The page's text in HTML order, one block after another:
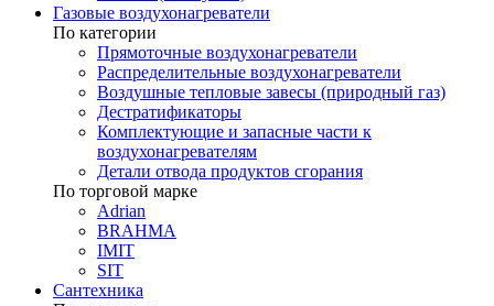
Газовые воздухонагреватели
По категории
Прямоточные воздухонагреватели
Распределительные воздухонагреватели
Воздушные тепловые завесы (природный газ)
Дестратификаторы
Комплектующие и запасные части к
воздухонагревателям
Детали отвода продуктов сгорания
По торговой марке
Adrian
BRAHMA
IMIT
SIT
Сантехника